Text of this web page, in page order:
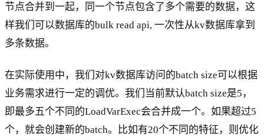
节点合并到一起，同一个节点包含了多个需要的数据，这
样我们可以数据库的bulk read api, 一次性从kv数据库拿到
多条数据。
在实际使用中，我们对kv数据库访问的batch size可以根据
业务需求进行一定的调优。我们当前默认batch size是5，
即最多五个不同的LoadVarExec会合并成一个。如果超过5
个，就会创建新的batch。比如有20个不同的特征，则优化